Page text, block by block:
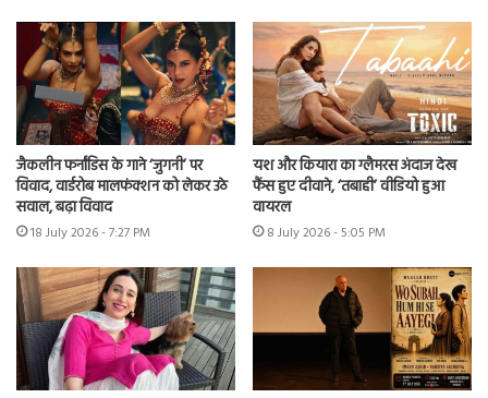
जैकलीन फर्नांडिस के गाने ‘जुगनी’ पर
विवाद, वार्डरोब मालफंक्शन को लेकर उठे
सवाल, बढ़ा विवाद
18 July 2026 - 7:27 PM
यश और कियारा का ग्लैमरस अंदाज देख
फैंस हुए दीवाने, ‘तबाही’ वीडियो हुआ
वायरल
8 July 2026 - 5:05 PM